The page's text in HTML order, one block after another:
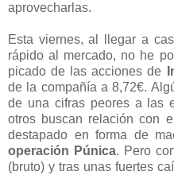
aprovecharlas.
Esta viernes, al llegar a
rápido al mercado, no he
picado de las acciones de
de la compañía a 8,72€.
de una cifras peores a las
otros buscan relación con
destapado en forma de
operación Púnica. Pero
(bruto) y tras unas fuertes